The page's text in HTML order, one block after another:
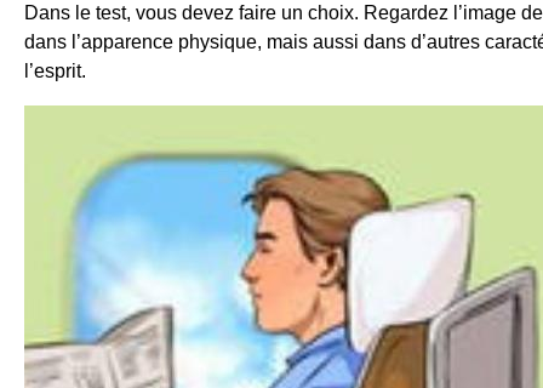
Dans le test, vous devez faire un choix. Regardez l’image
dans l’apparence physique, mais aussi dans d’autres
l’esprit.